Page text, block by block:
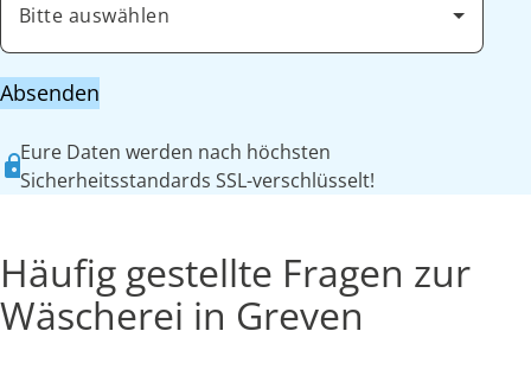
Bitte auswählen
Absenden
Eure Daten werden nach höchsten
Sicherheitsstandards SSL-verschlüsselt!
Häufig gestellte Fragen zur
Wäscherei in Greven